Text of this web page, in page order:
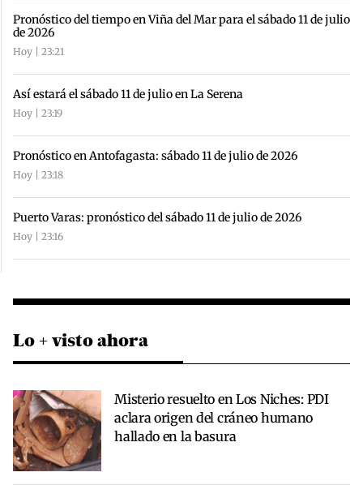
Pronóstico del tiempo en Viña del Mar para el sábado 11 de julio
de 2026
Hoy | 23:21
Así estará el sábado 11 de julio en La Serena
Hoy | 23:19
Pronóstico en Antofagasta: sábado 11 de julio de 2026
Hoy | 23:18
Puerto Varas: pronóstico del sábado 11 de julio de 2026
Hoy | 23:16
Lo + visto ahora
Misterio resuelto en Los Niches: PDI
aclara origen del cráneo humano
hallado en la basura